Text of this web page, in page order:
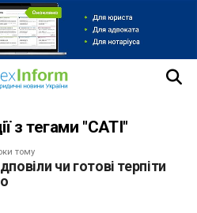
з тегами "CATI"
тому
чи готові терпіти